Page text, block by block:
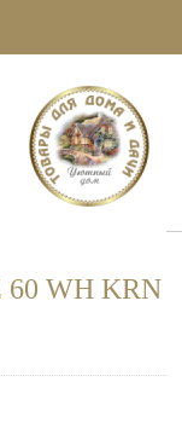
60 WH KRN